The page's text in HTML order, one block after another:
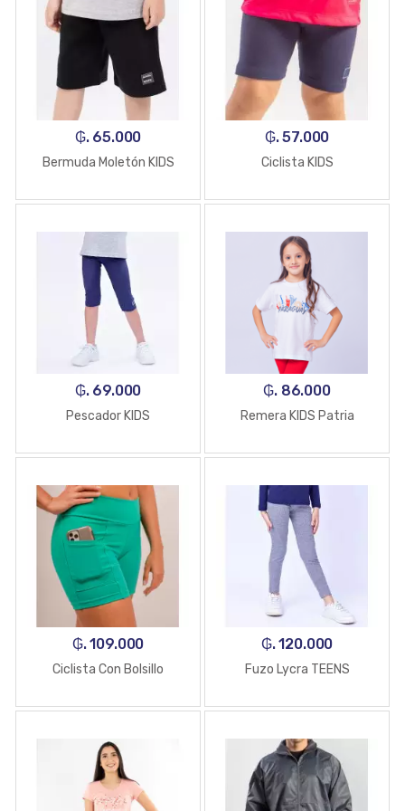
₲. 65.000
Bermuda Moletón KIDS
₲. 57.000
Ciclista KIDS
₲. 69.000
Pescador KIDS
₲. 86.000
Remera KIDS Patria
₲. 109.000
Ciclista Con Bolsillo
₲. 120.000
Fuzo Lycra TEENS